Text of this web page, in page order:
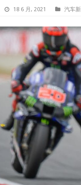
18 6 月, 2021 汽车